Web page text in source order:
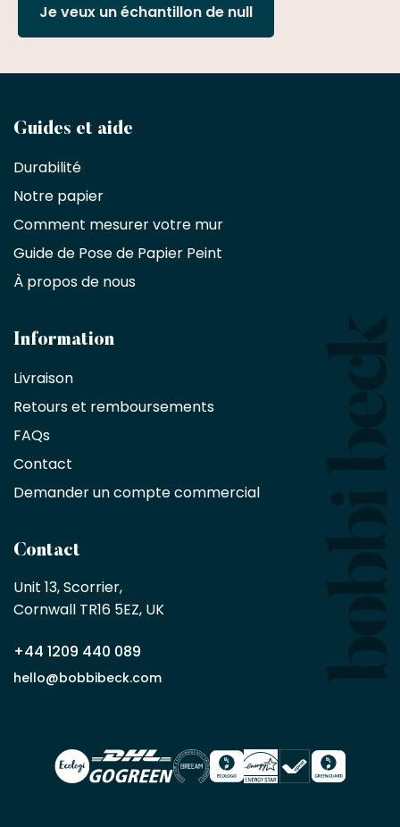
Je veux un échantillon de null
Devenez
partenaire
commercial
Décorateurs
d'intérieur,
designers
architectes
d'une
exclusive
de
%
sur
sans
minimum
en
partenaire
commercial
Demander
un compte
Guides et aide
Durabilité
Notre papier
Comment mesurer votre mur
Guide de Pose de Papier Peint
À propos de nous
Information
Livraison
Retours et remboursements
FAQs
Contact
Demander un compte commercial
Contact
Unit 13, Scorrier,
Cornwall TR16 5EZ, UK
+44 1209 440 089
hello@bobbibeck.com